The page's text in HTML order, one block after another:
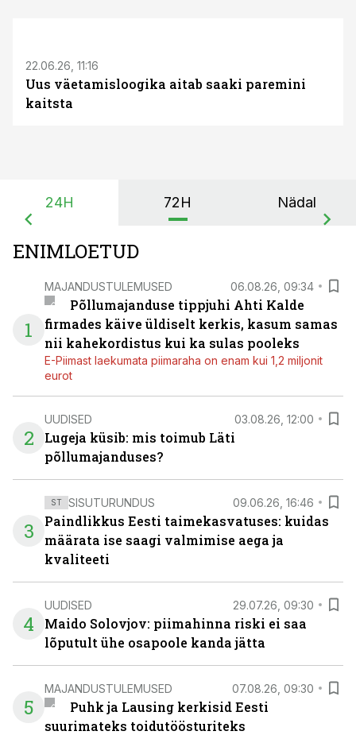
22.06.26, 11:16
Uus väetamisloogika aitab saaki paremini
kaitsta
24H 72H Nädal
ENIMLOETUD
1
MAJANDUSTULEMUSED 06.08.26, 09:34
Põllumajanduse tippjuhi Ahti Kalde
firmades käive üldiselt kerkis, kasum samas
nii kahekordistus kui ka sulas pooleks
E-Piimast laekumata piimaraha on enam kui 1,2 miljonit
eurot
2
UUDISED 03.08.26, 12:00
Lugeja küsib: mis toimub Läti
põllumajanduses?
3
ST SISUTURUNDUS 09.06.26, 16:46
Paindlikkus Eesti taimekasvatuses: kuidas
määrata ise saagi valmimise aega ja
kvaliteeti
4
UUDISED 29.07.26, 09:30
Maido Solovjov: piimahinna riski ei saa
lõputult ühe osapoole kanda jätta
5
MAJANDUSTULEMUSED 07.08.26, 09:30
Puhk ja Lausing kerkisid Eesti
suurimateks toidutöösturiteks